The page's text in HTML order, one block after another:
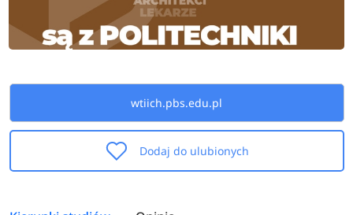
wtiich.pbs.edu.pl
Dodaj do ulubionych